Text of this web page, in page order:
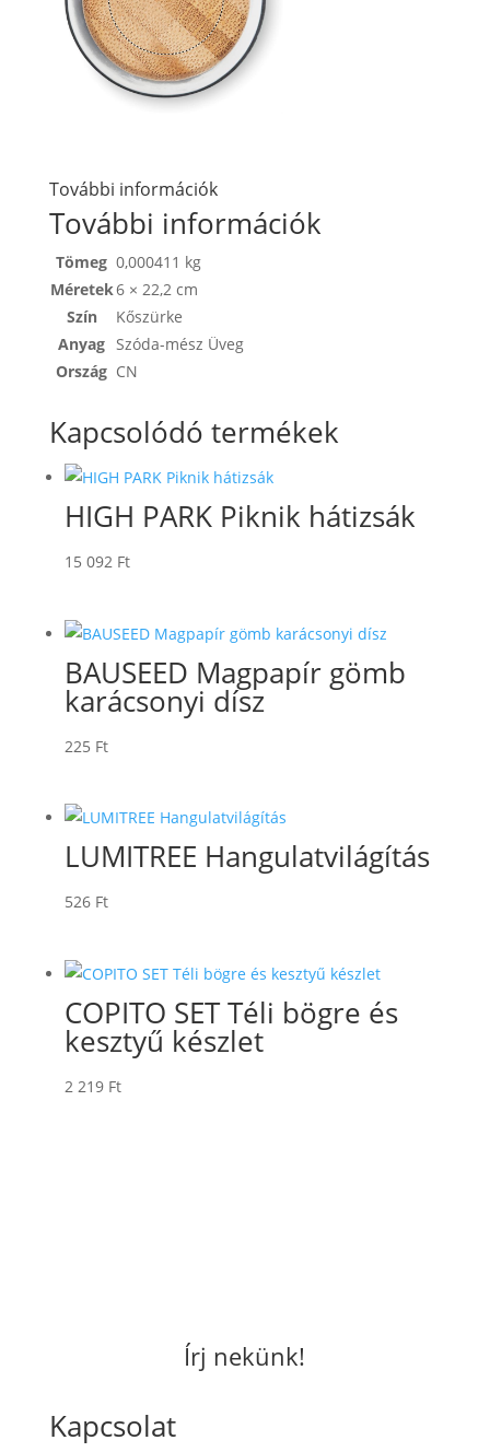
További információk
További információk
Tömeg 0,000411 kg
Méretek6 × 22,2 cm
Szín
Kőszürke
Anyag Szóda-mész Üveg
Ország CN
Kapcsolódó termékek
HIGH PARK Piknik hátizsák
15 092 Ft
BAUSEED Magpapír gömb
karácsonyi dísz
225 Ft
LUMITREE Hangulatvilágítás
526 Ft
COPITO SET Téli bögre és
kesztyű készlet
2 219 Ft
Írj nekünk!
Kapcsolat